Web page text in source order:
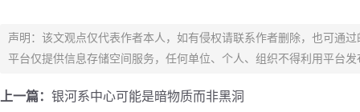
声明：该文观点仅代表作者本人，如有侵权请联系作者删除，也可通
平台仅提供信息存储空间服务，任何单位、个人、组织不得利用平台
上一篇： 银河系中心可能是暗物质而非黑洞